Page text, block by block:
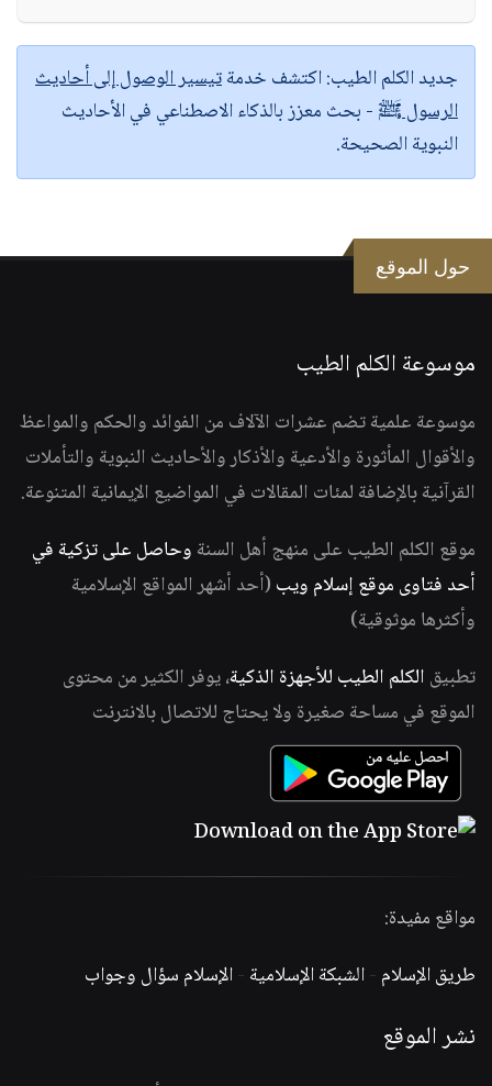
جديد الكلم الطيب:اكتشف خدمةتيسير الوصول إلى أحاديث
الرسول ﷺ - بحث معزز بالذكاء الاصطناعي في الأحاديث
النبوية الصحيحة.
حول الموقع
موسوعة الكلم الطيب
موسوعة علمية تضم عشرات الآلاف من الفوائد والحكم والمواعظ
والأقوال المأثورة والأدعية والأذكار والأحاديث النبوية والتأملات
القرآنية بالإضافة لمئات المقالات في المواضيع الإيمانية المتنوعة.
موقع الكلم الطيب على منهج أهل السنة وحاصل على تزكية في
أحد فتاوى موقع إسلام ويب (أحد أشهر المواقع الإسلامية
وأكثرها موثوقية)
تطبيق الكلم الطيب للأجهزة الذكية، يوفر الكثير من محتوى
الموقع في مساحة صغيرة ولا يحتاج للاتصال بالانترنت
مواقع مفيدة:
طريق الإسلام -الشبكة الإسلامية -الإسلام سؤال وجواب
نشر الموقع